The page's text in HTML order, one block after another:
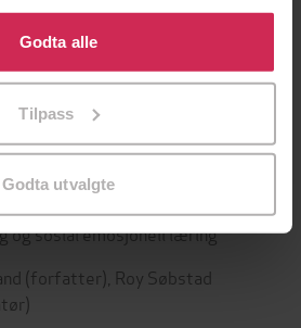
for å gi oss ditt samtykke til å
disse formålene. Du kan også
til spesifikke formål ved å klikke
Godta alle
Tilpass
Godta utvalgte
149,-
EBOK
og sosial emosjonell læring
(forfatter), Roy Søbstad